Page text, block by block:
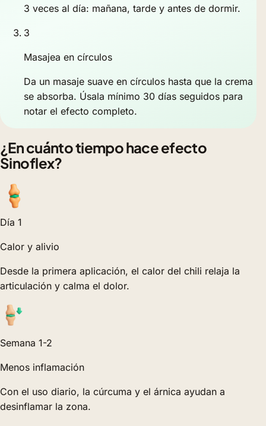
3 veces al día: mañana, tarde y antes de dormir.
3
Masajea en círculos
Da un masaje suave en círculos hasta que la crema
se absorba. Úsala mínimo 30 días seguidos para
notar el efecto completo.
¿En cuánto tiempo hace efecto
Sinoflex?
Día 1
Calor y alivio
Desde la primera aplicación, el calor del chili relaja la
articulación y calma el dolor.
Semana 1-2
Menos inflamación
Con el uso diario, la cúrcuma y el árnica ayudan a
desinflamar la zona.